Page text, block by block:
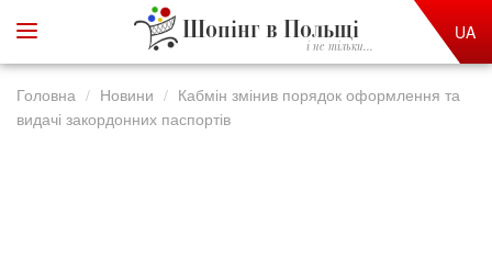
Шопінг в Польщі
і не тільки...
UA
Головна Новини
Кабмін змінив порядок оформлення та
видачі закордонних паспортів